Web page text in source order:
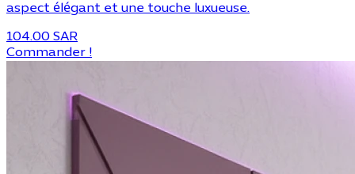
aspect élégant et une touche luxueuse.
104.00 SAR
Commander !